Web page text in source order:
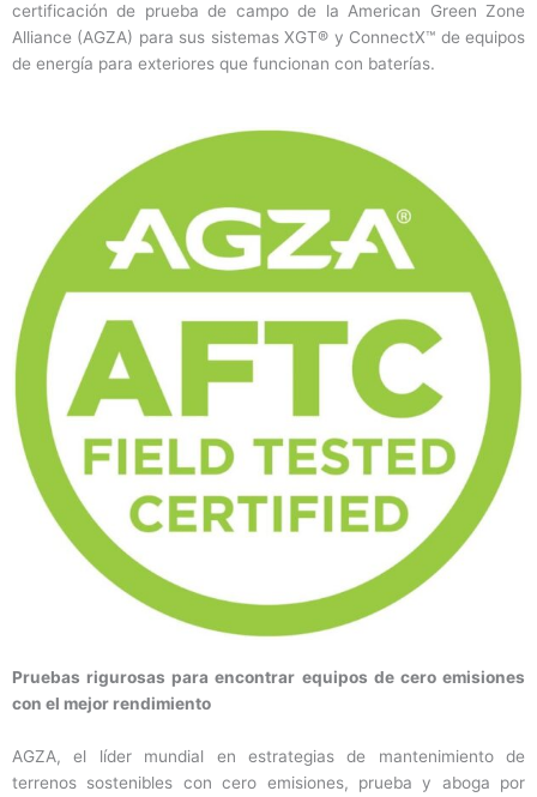
certificación de prueba de campo de la American Green Zone
Alliance (AGZA) para sus sistemas XGT® y ConnectX™ de equipos
de energía para exteriores que funcionan con baterías.
Pruebas rigurosas para encontrar equipos de cero emisiones
con el mejor rendimiento
AGZA, el líder mundial en estrategias de mantenimiento de
terrenos sostenibles con cero emisiones, prueba y aboga por